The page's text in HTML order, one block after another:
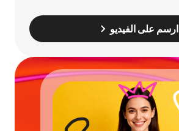
ارسم على الفيديو